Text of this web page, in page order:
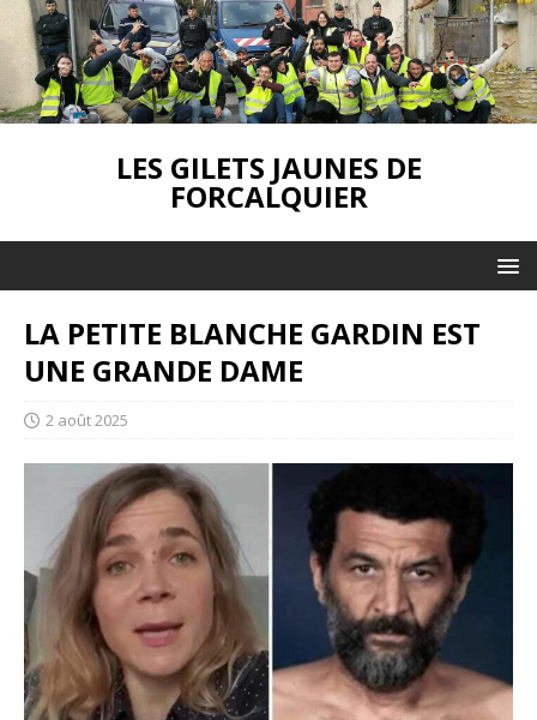
LES GILETS JAUNES DE
FORCALQUIER
LA PETITE BLANCHE GARDIN EST
UNE GRANDE DAME
2 août 2025